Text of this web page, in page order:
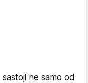
ne samo od